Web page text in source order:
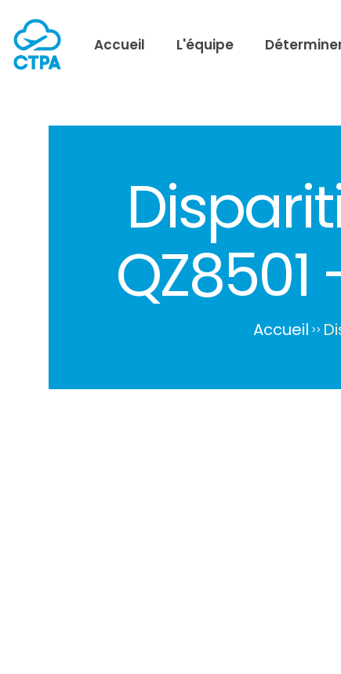
Accueil L'équipe
Accueil >>